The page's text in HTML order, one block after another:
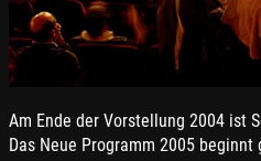
Am Ende der Vorstellung 2004 ist
Das Neue Programm 2005